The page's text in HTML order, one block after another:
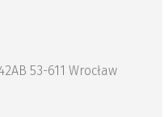
53-611 Wrocław